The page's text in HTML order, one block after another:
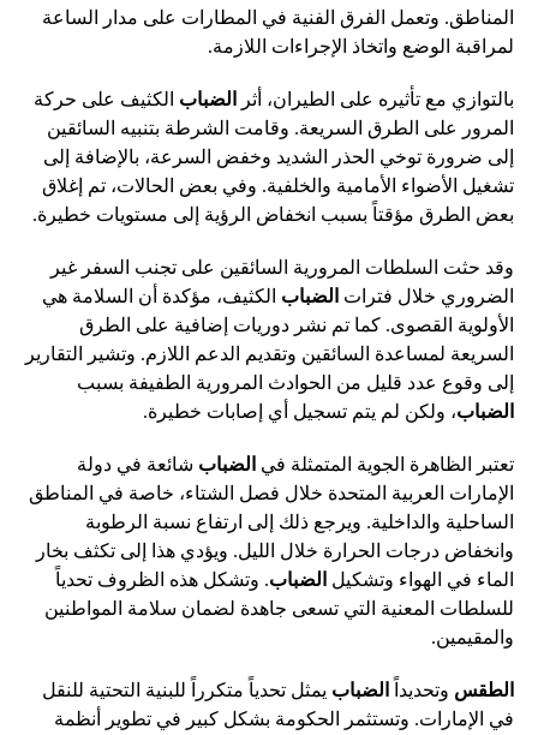
المناطق. وتعمل الفرق الفنية في المطارات على مدار الساعة
لمراقبة الوضع واتخاذ الإجراءات اللازمة.
بالتوازي مع تأثيره على الطيران، أثر الضباب الكثيف على حركة
المرور على الطرق السريعة. وقامت الشرطة بتنبيه السائقين
إلى ضرورة توخي الحذر الشديد وخفض السرعة، بالإضافة إلى
تشغيل الأضواء الأمامية والخلفية. وفي بعض الحالات، تم إغلاق
بعض الطرق مؤقتاً بسبب انخفاض الرؤية إلى مستويات خطيرة.
وقد حثت السلطات المرورية السائقين على تجنب السفر غير
الضروري خلال فترات الضباب الكثيف، مؤكدة أن السلامة هي
الأولوية القصوى. كما تم نشر دوريات إضافية على الطرق
السريعة لمساعدة السائقين وتقديم الدعم اللازم. وتشير التقارير
إلى وقوع عدد قليل من الحوادث المرورية الطفيفة بسبب
الضباب، ولكن لم يتم تسجيل أي إصابات خطيرة.
تعتبر الظاهرة الجوية المتمثلة في الضباب شائعة في دولة
الإمارات العربية المتحدة خلال فصل الشتاء، خاصة في المناطق
الساحلية والداخلية. ويرجع ذلك إلى ارتفاع نسبة الرطوبة
وانخفاض درجات الحرارة خلال الليل. ويؤدي هذا إلى تكثف بخار
الماء في الهواء وتشكيل الضباب. وتشكل هذه الظروف تحدياً
للسلطات المعنية التي تسعى جاهدة لضمان سلامة المواطنين
والمقيمين.
الطقس وتحديداً الضباب يمثل تحدياً متكرراً للبنية التحتية للنقل
في الإمارات. وتستثمر الحكومة بشكل كبير في تطوير أنظمة